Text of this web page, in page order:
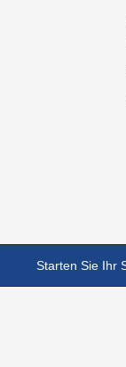
Starten Sie Ihr